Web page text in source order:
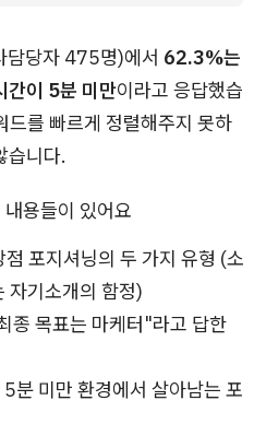
당자 475명)에서 62.3%는
간이 5분 미만이라고 응답했습
드를 빠르게 정렬해주지 못하
습니다.
용들이 있어요
포지셔닝의 두 가지 유형 (소
자기소개의 함정)
종 목표는 마케터"라고 답한
분 미만 환경에서 살아남는 포